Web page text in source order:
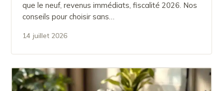
que le neuf, revenus immédiats, fiscalité 2026. Nos
conseils pour choisir sans…
14 juillet 2026